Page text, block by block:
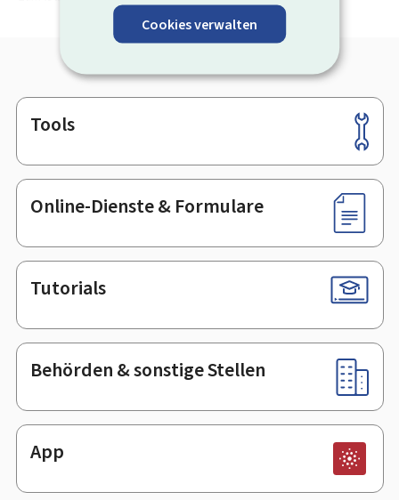
Cookies verwalten
Footer
Tools
Online-Dienste & Formulare
Tutorials
Behörden & sonstige Stellen
App